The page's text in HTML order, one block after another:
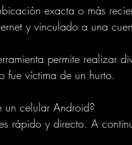
exacta o más
y vinculado a una
permite realizar
fue víctima de un hurto.
un celular Android?
rápido y directo. A